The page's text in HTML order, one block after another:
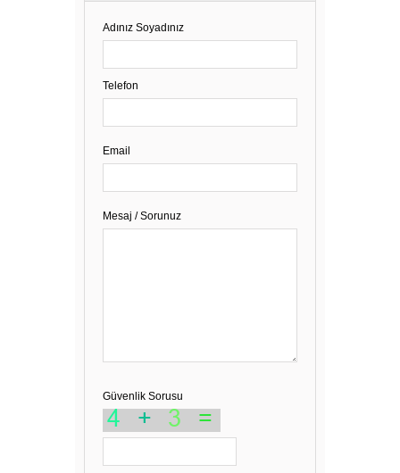
Adınız Soyadınız
Telefon
Email
Mesaj / Sorunuz
Güvenlik Sorusu